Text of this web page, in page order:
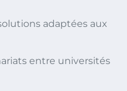
adaptées aux
entre universités